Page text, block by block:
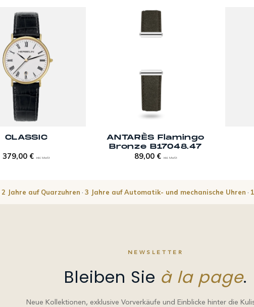
CLASSIC
379,00 € inkl. MwSt
ANTARÈS Flamingo
Bronze B17048.47
89,00 € inkl. MwSt
2 Jahre auf Quarzuhren · 3 Jahre auf Automatik- und mechanische Uhren ·
NEWSLETTER
Bleiben Sie à la page.
Neue Kollektionen, exklusive Vorverkäufe und Einblicke hinter die